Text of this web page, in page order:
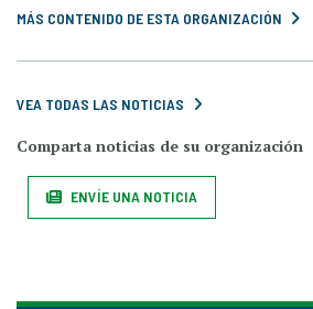
MÁS CONTENIDO DE ESTA ORGANIZACIÓN
VEA TODAS LAS NOTICIAS
Comparta noticias de su organización
ENVÍE UNA NOTICIA